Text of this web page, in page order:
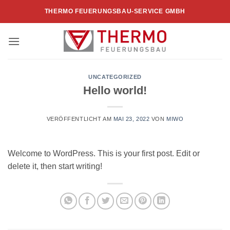
THERMO FEUERUNGSBAU-SERVICE GMBH
UNCATEGORIZED
Hello world!
VERÖFFENTLICHT AM MAI 23, 2022 VON MIWO
Welcome to WordPress. This is your first post. Edit or
delete it, then start writing!